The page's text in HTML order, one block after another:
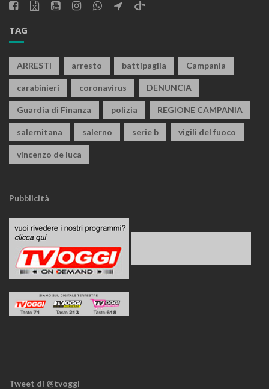
TAG
ARRESTI arresto battipaglia Campania
carabinieri coronavirus DENUNCIA
Guardia di Finanza polizia REGIONE CAMPANIA
salernitana salerno serie b vigili del fuoco
vincenzo de luca
Pubblicità
Tweet di @tvoggi